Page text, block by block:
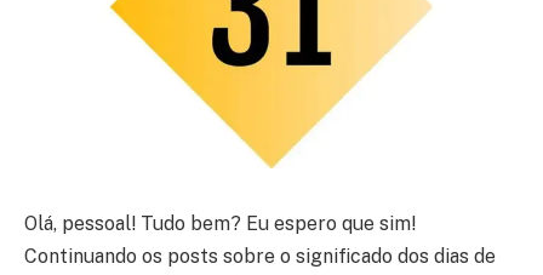
Olá, pessoal! Tudo bem? Eu espero que sim!
Continuando os posts sobre o significado dos dias de